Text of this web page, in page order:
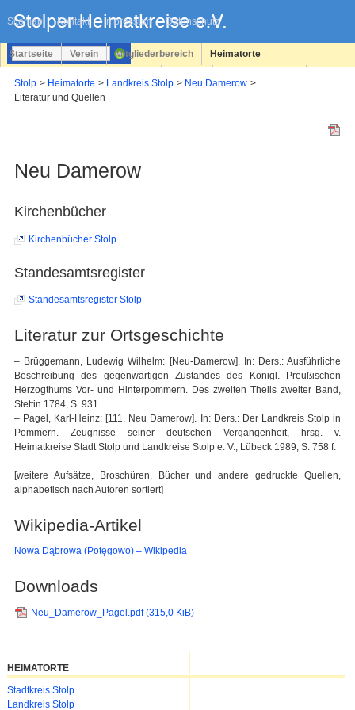
Sitemap Kontakt Impressum Datenschutz
überspringen
Startseite Verein Mitgliederbereich Heimatorte
Login
Stolp Heimatorte Landkreis Stolp
Neu Damerow
Literatur und Quellen
Neu Damerow
Kirchenbücher
Kirchenbücher Stolp
Standesamtsregister
Standesamtsregister Stolp
Literatur zur Ortsgeschichte
– Brüggemann, Ludewig Wilhelm: [Neu-Damerow]. In: Ders.: Ausführliche
Beschreibung des gegenwärtigen Zustandes des Königl. Preußischen
Herzogthums Vor- und Hinterpommern. Des zweiten Theils zweiter Band,
Stettin 1784, S. 931
– Pagel, Karl-Heinz: [111. Neu Damerow]. In: Ders.: Der Landkreis Stolp in
Pommern. Zeugnisse seiner deutschen Vergangenheit, hrsg. v.
Heimatkreise Stadt Stolp und Landkreise Stolp e. V., Lübeck 1989, S. 758 f.
[weitere Aufsätze, Broschüren, Bücher und andere gedruckte Quellen,
alphabetisch nach Autoren sortiert]
Wikipedia-Artikel
Nowa Dąbrowa (Potęgowo) – Wikipedia
Downloads
Neu_Damerow_Pagel.pdf(315,0 KiB)
HEIMATORTE
Navigation
überspringen
Stadtkreis Stolp
Landkreis Stolp